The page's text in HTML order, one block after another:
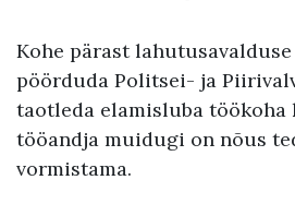
Kohe pärast
pöörduda Politsei- ja
taotleda elamisluba töökoha
tööandja muidugi on nõus
vormistama.